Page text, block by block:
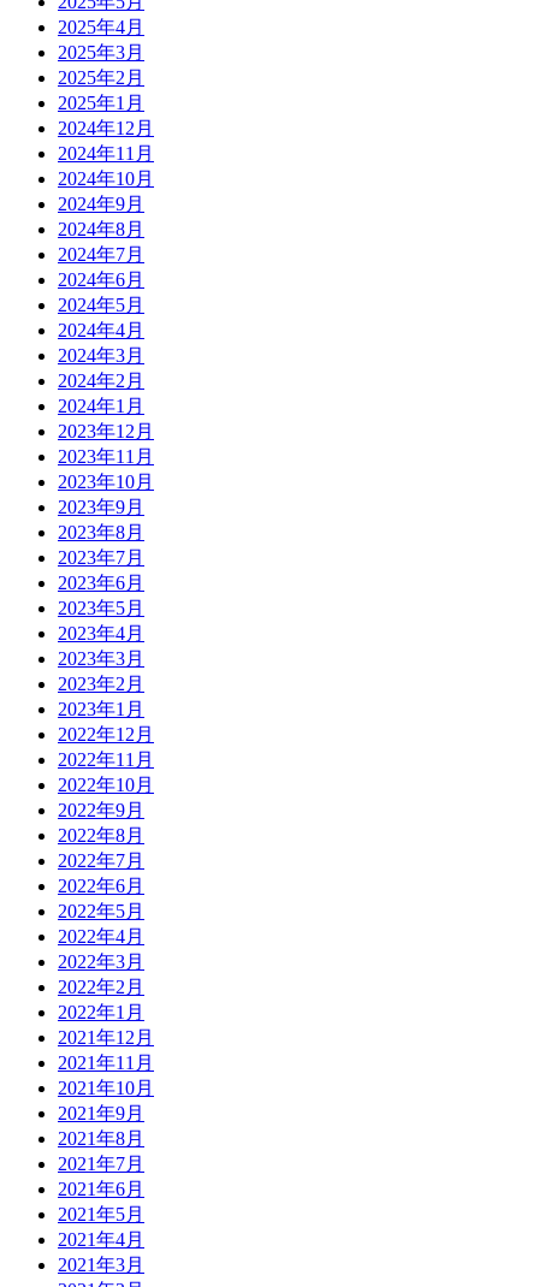
2025年4月
2025年3月
2025年2月
2025年1月
2024年12月
2024年11月
2024年10月
2024年9月
2024年8月
2024年7月
2024年6月
2024年5月
2024年4月
2024年3月
2024年2月
2024年1月
2023年12月
2023年11月
2023年10月
2023年9月
2023年8月
2023年7月
2023年6月
2023年5月
2023年4月
2023年3月
2023年2月
2023年1月
2022年12月
2022年11月
2022年10月
2022年9月
2022年8月
2022年7月
2022年6月
2022年5月
2022年4月
2022年3月
2022年2月
2022年1月
2021年12月
2021年11月
2021年10月
2021年9月
2021年8月
2021年7月
2021年6月
2021年5月
2021年4月
2021年3月